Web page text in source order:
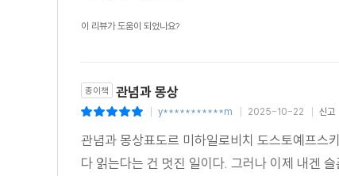
이 리뷰가 도움이 되었나요?
종이책 관념과 몽상
y***********m 2025-10-22 신고
관념과 몽상표도르 미하일로비치 도스토예프스
다 읽는다는 건 멋진 일이다. 그러나 이제 내겐